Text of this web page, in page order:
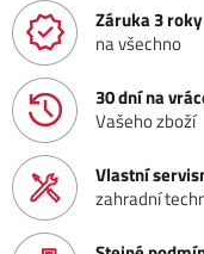
Záruka 3 roky
na všechno
30 dní na
Vašeho zboží
Vlastní
zahradní